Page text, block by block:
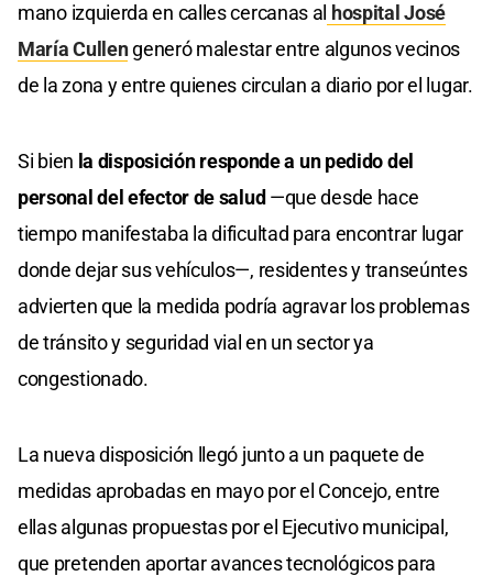
mano izquierda en calles cercanas al hospital José
María Cullengeneró malestar entre algunos vecinos
de la zona y entre quienes circulan a diario por el lugar.
Si bien la disposición responde a un pedido del
personal del efector de salud —que desde hace
tiempo manifestaba la dificultad para encontrar lugar
donde dejar sus vehículos—, residentes y transeúntes
advierten que la medida podría agravar los problemas
de tránsito y seguridad vial en un sector ya
congestionado.
La nueva disposición llegó junto a un paquete de
medidas aprobadas en mayo por el Concejo, entre
ellas algunas propuestas por el Ejecutivo municipal,
que pretenden aportar avances tecnológicos para